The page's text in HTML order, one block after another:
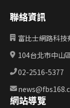
聯絡資訊
富比士網路科技
104台北市中山
02-2516-5377
網站導覽